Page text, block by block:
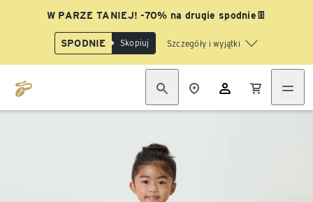
W PARZE TANIEJ! -70% na drugie spodnie👖
SPODNIE Skopiuj Szczegóły i wyjątki